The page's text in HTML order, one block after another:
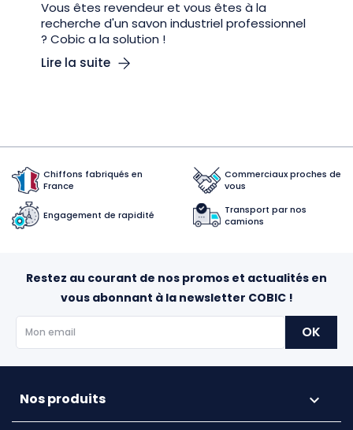
Vous êtes revendeur et vous êtes à la
recherche d'un savon industriel professionnel
? Cobic a la solution !
Lire la suite
Chiffons fabriqués en
France
Commerciaux proches de
vous
Engagement de rapidité
Transport par nos
camions
Restez au courant de nos promos et actualités en
vous abonnant à la newsletter COBIC !
Nos produits 